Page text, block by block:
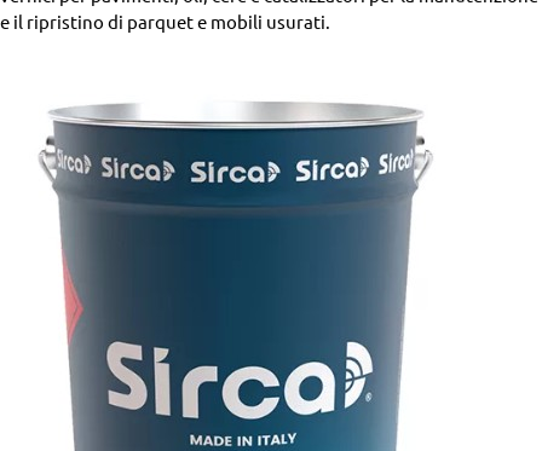
e il ripristino di parquet e mobili usurati.